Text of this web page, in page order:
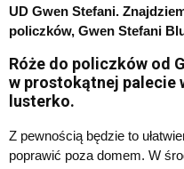
UD Gwen Stefani.
policzków, Gwen Stefani
Róże do policzków od
w prostokątnej palecie
lusterko.
Z pewnością będzie to
poprawić poza domem. W